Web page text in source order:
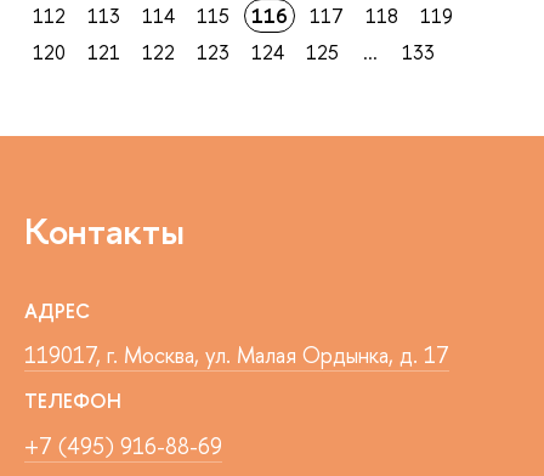
112
113 114 115 116 117 118
119
120
121 122 123 124 125 ... 133
Контакты
АДРЕС
119017, г. Москва, ул. Малая Ордынка, д. 17
ТЕЛЕФОН
+7 (495) 916-88-69